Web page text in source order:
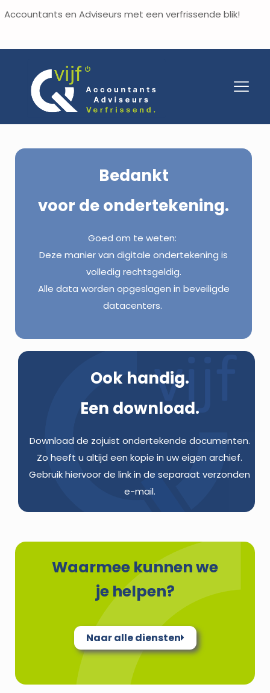
Accountants en Adviseurs met een verfrissende blik!
Bedankt
voor de ondertekening.
Goed om te weten:
Deze manier van digitale ondertekening is
volledig rechtsgeldig.
Alle data worden opgeslagen in beveiligde
datacenters.
Ook handig.
Een download.
Download de zojuist ondertekende documenten.
Zo heeft u altijd een kopie in uw eigen archief.
Gebruik hiervoor de link in de separaat verzonden
e-mail.
Waarmee kunnen we
je helpen?
Naar alle diensten